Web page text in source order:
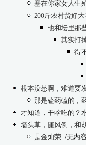
塞在你家女人生
200斤农村货好
他和坛里那
其实打
得
根本没怂啊，难道要
那是磕药磕的，
才知道，干啥吃的？
墙头草，随风倒，和
是金灿荣 /无内容